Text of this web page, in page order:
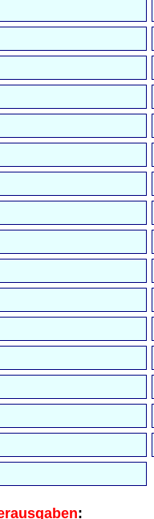
: